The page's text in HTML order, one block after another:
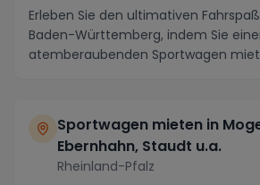
Erleben Sie den ultimativen
Baden-Württemberg, indem Sie
atemberaubenden Sportwagen
Sportwagen mieten in
Ebernhahn, Staudt u.a.
Rheinland-Pfalz